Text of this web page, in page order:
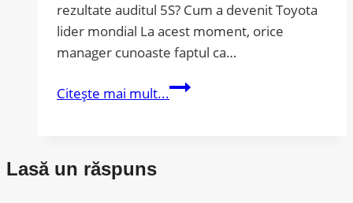
rezultate auditul 5S? Cum a devenit Toyota
lider mondial La acest moment, orice
manager cunoaste faptul ca…
Citește mai mult...De
Lasă un răspuns